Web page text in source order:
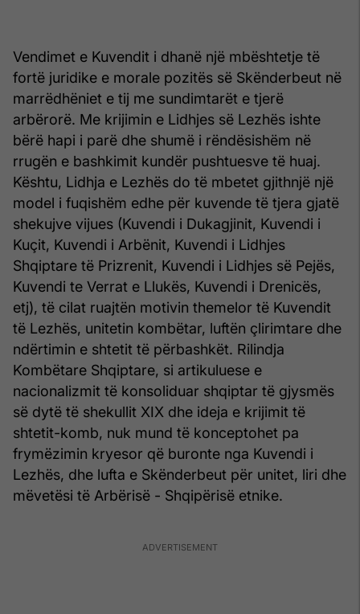
Vendimet e Kuvendit i dhanë një mbështetje të
fortë juridike e morale pozitës së Skënderbeut në
marrëdhëniet e tij me sundimtarët e tjerë
arbërorë. Me krijimin e Lidhjes së Lezhës ishte
bërë hapi i parë dhe shumë i rëndësishëm në
rrugën e bashkimit kundër pushtuesve të huaj.
Kështu, Lidhja e Lezhës do të mbetet gjithnjë një
model i fuqishëm edhe për kuvende të tjera gjatë
shekujve vijues (Kuvendi i Dukagjinit, Kuvendi i
Kuçit, Kuvendi i Arbënit, Kuvendi i Lidhjes
Shqiptare të Prizrenit, Kuvendi i Lidhjes së Pejës,
Kuvendi te Verrat e Llukës, Kuvendi i Drenicës,
etj), të cilat ruajtën motivin themelor të Kuvendit
të Lezhës, unitetin kombëtar, luftën çlirimtare dhe
ndërtimin e shtetit të përbashkët. Rilindja
Kombëtare Shqiptare, si artikuluese e
nacionalizmit të konsoliduar shqiptar të gjysmës
së dytë të shekullit XIX dhe ideja e krijimit të
shtetit-komb, nuk mund të konceptohet pa
frymëzimin kryesor që buronte nga Kuvendi i
Lezhës, dhe lufta e Skënderbeut për unitet, liri dhe
mëvetësi të Arbërisë - Shqipërisë etnike.